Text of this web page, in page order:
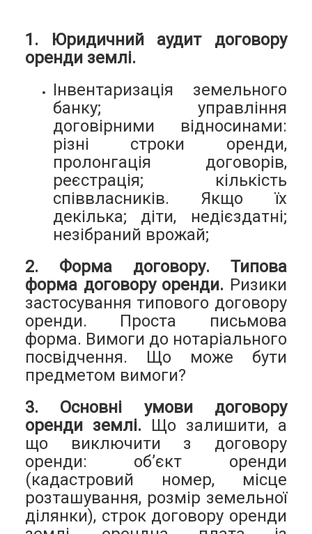
1. Юридичний аудит договору
оренди землі.
Інвентаризація земельного
банку; управління
договірними відносинами:
різні строки оренди,
пролонгація договорів,
реєстрація; кількість
співвласників. Якщо їх
декілька; діти, недієздатні;
незібраний врожай;
2. Форма договору. Типова
форма договору оренди. Ризики
застосування типового договору
оренди. Проста письмова
форма. Вимоги до нотаріального
посвідчення. Що може бути
предметом вимоги?
3. Основні умови договору
оренди землі. Що залишити, а
що виключити з договору
оренди: об’єкт оренди
(кадастровий номер, місце
розташування, розмір земельної
ділянки), строк договору оренди